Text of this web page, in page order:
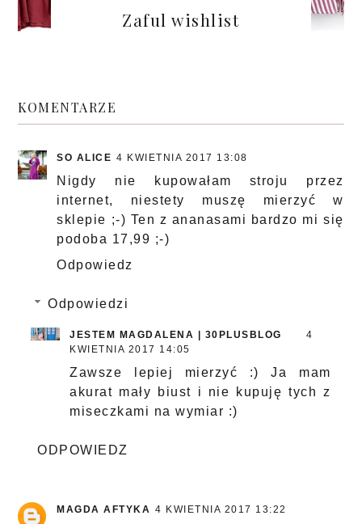
Zaful wishlist
KOMENTARZE
SO ALICE 4 KWIETNIA 2017 13:08
Nigdy nie kupowałam stroju przez
internet, niestety muszę mierzyć w
sklepie ;-) Ten z ananasami bardzo mi się
podoba 17,99 ;-)
Odpowiedz
Odpowiedzi
JESTEM MAGDALENA | 30PLUSBLOG
4
KWIETNIA 2017 14:05
Zawsze lepiej mierzyć :) Ja mam
akurat mały biust i nie kupuję tych z
miseczkami na wymiar :)
ODPOWIEDZ
MAGDA AFTYKA 4 KWIETNIA 2017 13:22